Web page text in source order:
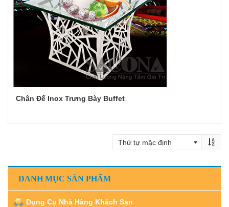
Chân Đế Inox Trưng Bày Buffet
DANH MỤC SẢN PHẨM
Dụng Cụ Nhà Hàng Khách Sạn